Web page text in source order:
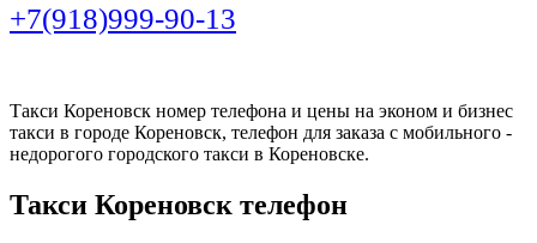
+7(918)999-90-13
Такси Кореновск номер телефона и цены на эконом и бизнес
такси в городе Кореновск, телефон для заказа с мобильного -
недорогого городского такси в Кореновске.
Такси Кореновск телефон